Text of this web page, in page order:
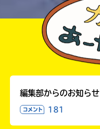
編集部からのお知らせ
コメント 181